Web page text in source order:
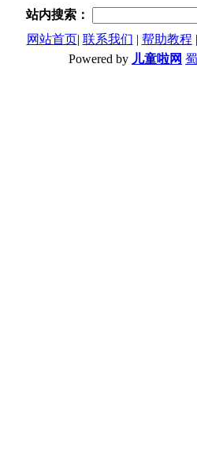
站内搜索：
网站首页| 联系我们 | 帮助教程
Powered by 儿童啦网